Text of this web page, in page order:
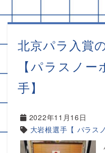
北京パラ入賞
【パラスノ
手】
2022年11月16日
大岩根選手【 パラス